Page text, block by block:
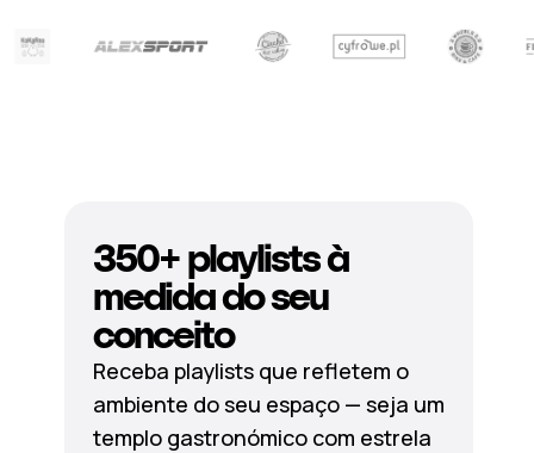
350+ playlists à
medida do seu
conceito
Receba playlists que refletem o
ambiente do seu espaço — seja um
templo gastronómico com estrela